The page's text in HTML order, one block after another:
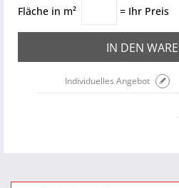
Fläche in m² = Ihr Preis
IN DEN
Individuelles Angebot